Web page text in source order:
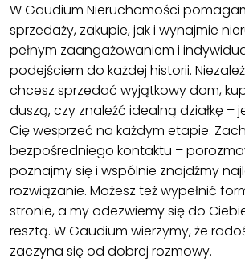
W Gaudium Nieruchomości
sprzedaży, zakupie, jak i wynajmie
pełnym zaangażowaniem i
podejściem do każdej historii.
chcesz sprzedać wyjątkowy dom,
duszą, czy znaleźć idealną działkę –
Cię wesprzeć na każdym etapie.
bezpośredniego kontaktu –
poznajmy się i wspólnie znajdźmy
rozwiązanie. Możesz też wypełnić
stronie, a my odezwiemy się do
resztą. W Gaudium wierzymy, że
zaczyna się od dobrej rozmowy.